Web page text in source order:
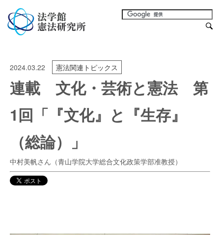
2024.03.22 憲法関連トピックス
連載 文化・芸術と憲法 第
1回「『文化』と『生存』
（総論）」
中村美帆さん（青山学院大学総合文化政策学部准教授）